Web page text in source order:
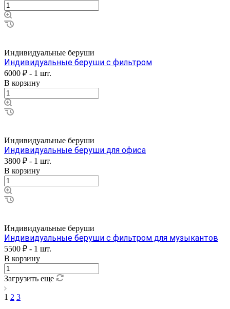
Индивидуальные беруши
Индивидуальные беруши с фильтром
6000 ₽ - 1 шт.
В корзину
Индивидуальные беруши
Индивидуальные беруши для офиса
3800 ₽ - 1 шт.
В корзину
Индивидуальные беруши
Индивидуальные беруши с фильтром для музыкантов
5500 ₽ - 1 шт.
В корзину
Загрузить еще
1 2 3